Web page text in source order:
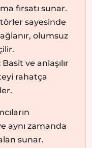
fırsatı sunar.
sayesinde
olumsuz
Basit ve anlaşılır
rahatça
aynı zamanda
sunar.